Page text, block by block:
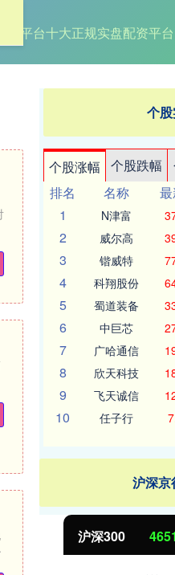
资平台十大正规实盘配资平台
个
个股涨幅 个股跌幅
排名
名称
1
N津富
2 威尔高
3 锴威特
4 科翔股份
5 蜀道装备
6 中巨芯
7 广哈通信
8 欣天科技
9 飞天诚信
10 任子行
沪深京
沪深300 4651.31